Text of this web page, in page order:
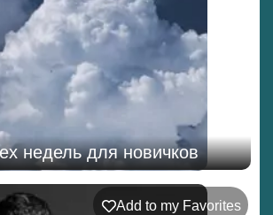
недель для новичков
Add to my Favorites